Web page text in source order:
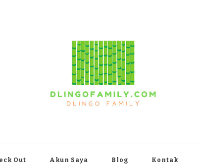
Out Akun Saya Blog Kontak